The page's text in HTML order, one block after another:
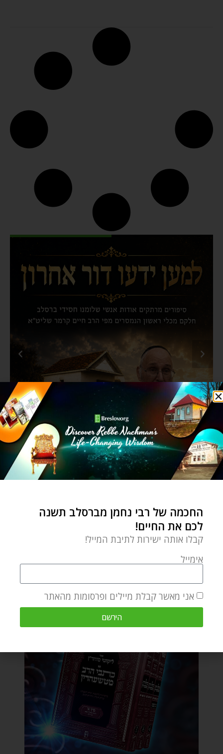
החכמה של רבי נחמן מברסלב תשנה
לכם את החיים!
קבלו אותה ישירות לתיבת המייל!
אימייל
אני מאשר קבלת מיילים ופרסומות מהאתר
הירשם